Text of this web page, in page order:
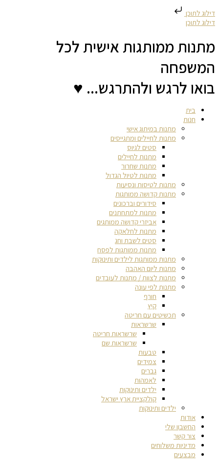
דילוג לתוכן
דילוג לתוכן
מתנות ממותגות אישית לכל
המשפחה
בואו לרגש ולהתרגש... ♥
בית
חנות
מתנות במיתוג אישי
מתנות לחיילים ומתגייסים
סטים לגיוס
מתנות לחיילים
מתנות שחרור
מתנות לטיול הגדול
מתנות לטיסות ונסיעות
מתנות קדושה ממותגות
סידורים וברכונים
מתנות למתחתנים
אביזרי קדושה ממותגים
מתנות לחלאקה
סטים לשבת וחג
מתנות ממותגות לפסח
מתנות ממותגות לילדים ותינוקות
מתנות ליום האהבה
מתנות לצוות / מתנות לעובדים
מתנות לפי עונה
חורף
קיץ
תכשיטים עם חריטה
שרשראות
שרשראות חריטה
שרשראות שם
טבעות
צמידים
גברים
לאמהות
ילדים ותינוקות
קולקציית ארץ ישראל
ילדים ותינוקות
אודות
החשבון שלי
צור קשר
מדיניות משלוחים
מבצעים